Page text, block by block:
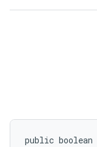
public